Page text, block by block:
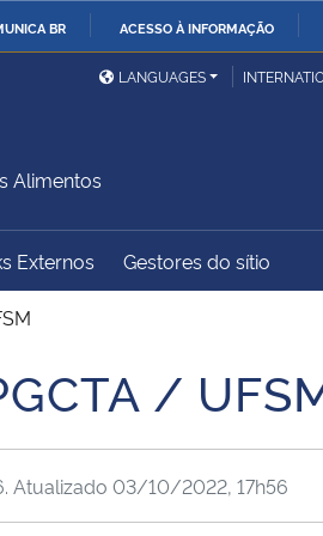
BR ACESSO À INFORMAÇÃO
Ministério das Relações
Exteriores
Controladoria-Geral da
Banco Central do Brasil
LANGUAGES
Alimentos
Externos Gestores do sítio
/
. Atualizado 03/10/2022, 17h56